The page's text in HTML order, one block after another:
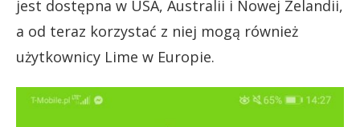
jest dostępna w USA, Australii i Nowej Zelandii,
a od teraz korzystać z niej mogą również
użytkownicy Lime w Europie.